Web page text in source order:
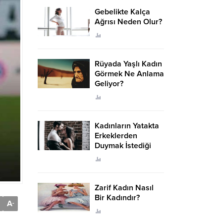
A-
Gebelikte Kalça
Ağrısı Neden Olur?
Rüyada Yaşlı Kadın
Görmek Ne Anlama
Geliyor?
Kadınların Yatakta
Erkeklerden
Duymak İstediği
Sözler
Zarif Kadın Nasıl
Bir Kadındır?